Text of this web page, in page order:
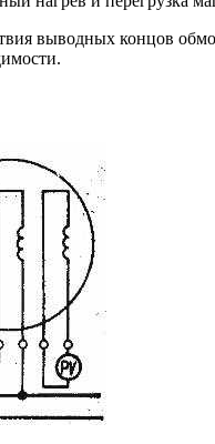
выводных концов